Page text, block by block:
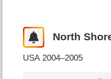
North
USA 2004–2005